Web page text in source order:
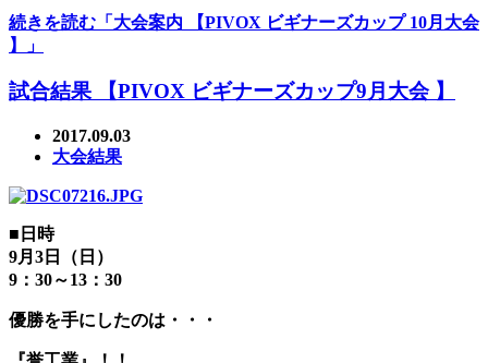
続きを読む「大会案内 【PIVOX ビギナーズカップ 10月大会
】」
試合結果 【PIVOX ビギナーズカップ9月大会 】
2017.09.03
大会結果
■日時
9月3日（日）
9：30～13：30
優勝を手にしたのは・・・